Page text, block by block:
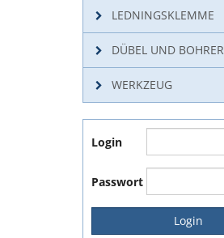
LEDNINGSKLEMME
DÜBEL UND BOHRER
WERKZEUG
Login
Passwort